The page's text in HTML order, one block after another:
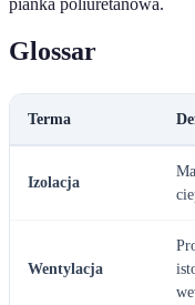
pianka poliuretanowa.
Glossar
Terma
Izolacja
Wentylacja